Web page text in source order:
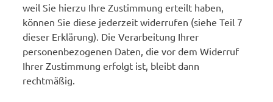
weil Sie hierzu Ihre Zustimmung erteilt haben,
können Sie diese jederzeit widerrufen (siehe Teil 7
dieser Erklärung). Die Verarbeitung Ihrer
personenbezogenen Daten, die vor dem Widerruf
Ihrer Zustimmung erfolgt ist, bleibt dann
rechtmäßig.